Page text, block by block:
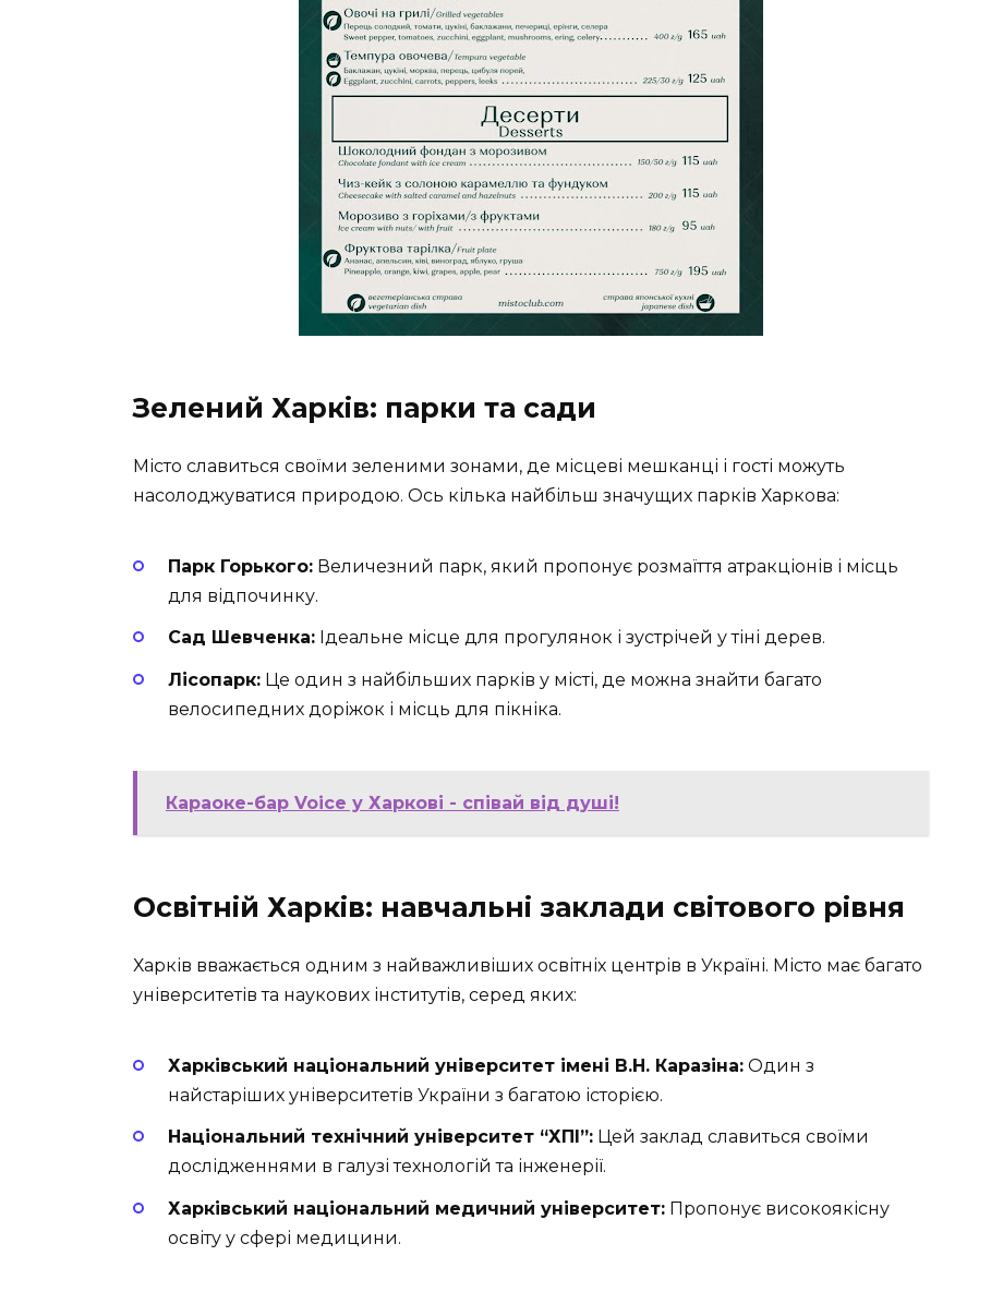
Зелений Харків: парки та сади
Місто славиться своїми зеленими зонами, де місцеві мешканці і гості можуть
насолоджуватися природою. Ось кілька найбільш значущих парків Харкова:
Парк Горького: Величезний парк, який пропонує розмаїття атракціонів і місць
для відпочинку.
Сад Шевченка: Ідеальне місце для прогулянок і зустрічей у тіні дерев.
Лісопарк: Це один з найбільших парків у місті, де можна знайти багато
велосипедних доріжок і місць для пікніка.
Караоке-бар Voice у Харкові - співай від душі!
Освітній Харків: навчальні заклади світового рівня
Харків вважається одним з найважливіших освітніх центрів в Україні. Місто має багато
університетів та наукових інститутів, серед яких:
Харківський національний університет імені В.Н. Каразіна: Один з
найстаріших університетів України з багатою історією.
Національний технічний університет “ХПІ”: Цей заклад славиться своїми
дослідженнями в галузі технологій та інженерії.
Харківський національний медичний університет: Пропонує високоякісну
освіту у сфері медицини.